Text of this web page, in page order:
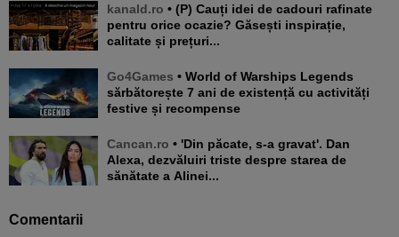
kanald.ro • (P) Cauți idei de cadouri rafinate
pentru orice ocazie? Găsești inspirație,
calitate și prețuri...
Go4Games • World of Warships Legends
sărbătorește 7 ani de existență cu activități
festive și recompense
Cancan.ro • 'Din păcate, s-a gravat'. Dan
Alexa, dezvăluiri triste despre starea de
sănătate a Alinei...
Comentarii